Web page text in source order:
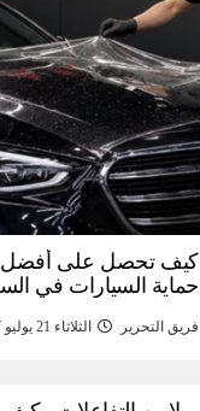
كيف تحصل على
حماية السيارات في
فريق التحرير الثلاثاء 21 يوليو 4:57 م